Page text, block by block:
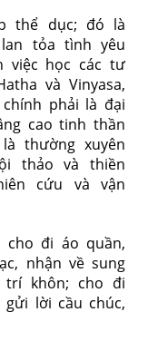
thể dục; đó là
tỏa tình yêu
việc học các tư
và Vinyasa,
phải là đại
cao tinh thần
thường xuyên
thảo và thiền
cứu và vận
đi áo quần,
nhận về sung
khôn; cho đi
lời cầu chúc,